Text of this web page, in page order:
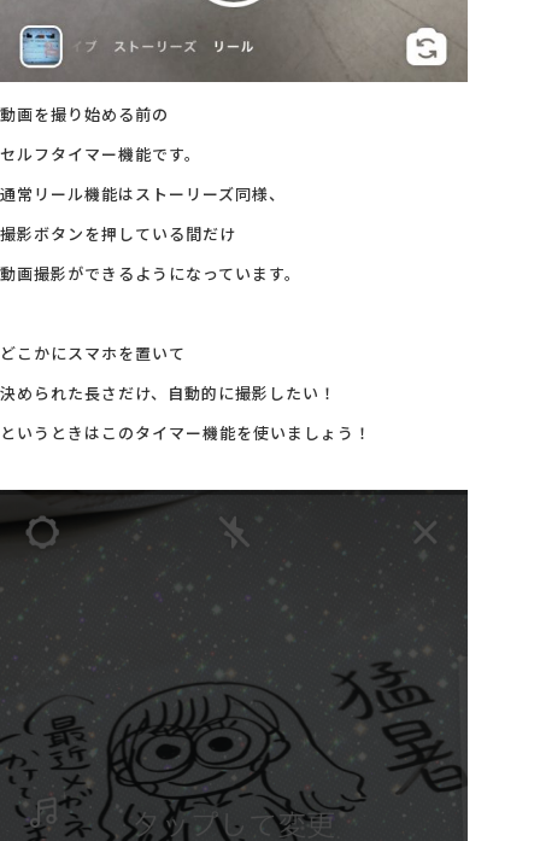
動画を撮り始める前の
セルフタイマー機能です。
通常リール機能はストーリーズ同様、
撮影ボタンを押している間だけ
動画撮影ができるようになっています。
どこかにスマホを置いて
決められた長さだけ、自動的に撮影したい！
というときはこのタイマー機能を使いましょう！